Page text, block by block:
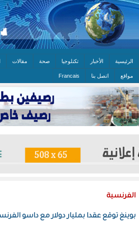
الرئيسية الأخبار تكنلوجيا صحة مقالات
مواقع اتصل بنا Francais
الفرنسية
بوينغ توقع عقدا بمليار دولار مع داسو